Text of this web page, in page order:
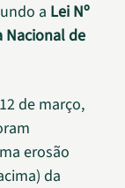
a Lei Nº
Nacional de
de março,
erosão
da